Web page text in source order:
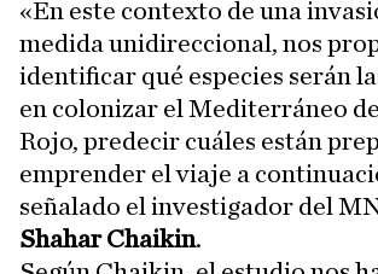
«En este contexto de una
medida unidireccional, nos
identificar qué especies serán
en colonizar el Mediterráneo
Rojo, predecir cuáles están
emprender el viaje a
señalado el investigador del
Shahar Chaikin.